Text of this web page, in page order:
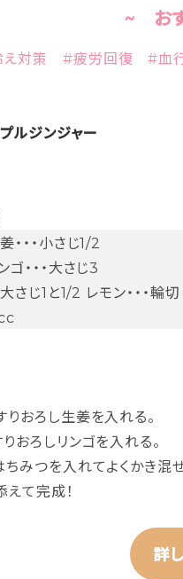
~ お
え対策 #疲労回復 #血
ルジンジャー
・・・小さじ1/2
・・・大さじ3
大さじ1と1/2 レモン・・・輪
おろし生姜を入れる。
おろしリンゴを入れる。
みつを入れてよくかき混ぜ
て完成！
詳